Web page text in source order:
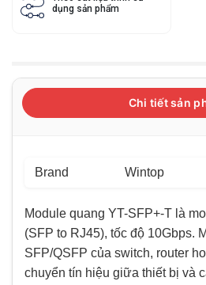
dụng sản phẩm
Chi tiết sản
Brand Wintop
Module quang YT-SFP+-T là
(SFP to RJ45), tốc độ 10Gbps.
SFP/QSFP của switch, router
chuyển tín hiệu giữa thiết bị và